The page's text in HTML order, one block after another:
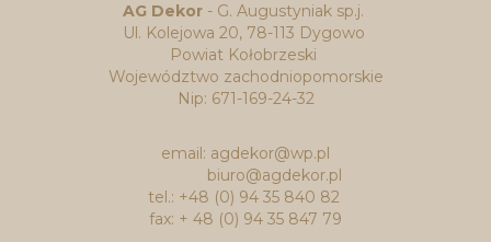
AG Dekor - G. Augustyniak sp.j.
Ul. Kolejowa 20, 78-113 Dygowo
Powiat Kołobrzeski
Województwo zachodniopomorskie
Nip: 671-169-24-32
email: agdekor@wp.pl
biuro@agdekor.pl
tel.: +48 (0) 94 35 840 82
fax: + 48 (0) 94 35 847 79